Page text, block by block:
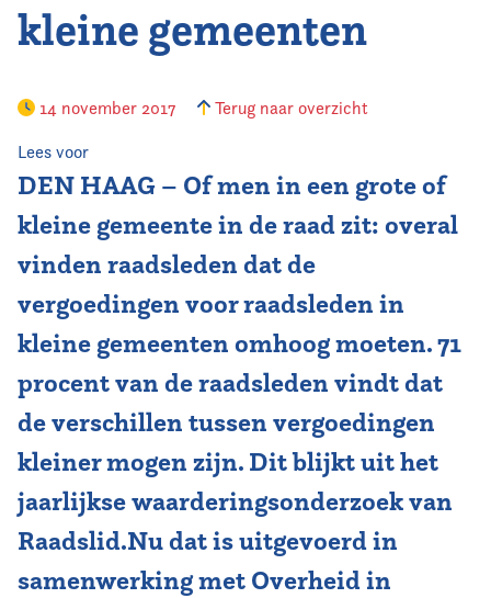
Opleiding
Contact
kleine gemeenten
14 november 2017 Terug naar overzicht
Lees voor
DEN HAAG – Of men in een grote of
kleine gemeente in de raad zit: overal
vinden raadsleden dat de
vergoedingen voor raadsleden in
kleine gemeenten omhoog moeten. 71
procent van de raadsleden vindt dat
de verschillen tussen vergoedingen
kleiner mogen zijn. Dit blijkt uit het
jaarlijkse waarderingsonderzoek van
Raadslid.Nu dat is uitgevoerd in
samenwerking met Overheid in